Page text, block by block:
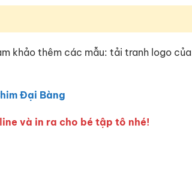
khảo thêm các mẫu: tải tranh logo của
Đại Bàng
và in ra cho bé tập tô nhé!